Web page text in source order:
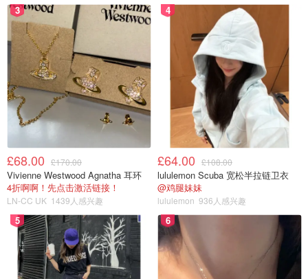
3
£68.00 £170.00
Vivienne Westwood Agnatha 耳环
4折啊啊！先点击激活链接！
LN-CC UK 1439人感兴趣
4
£64.00 £108.00
lululemon Scuba 宽松半拉链卫衣
@鸡腿妹妹
lululemon 936人感兴趣
5 6